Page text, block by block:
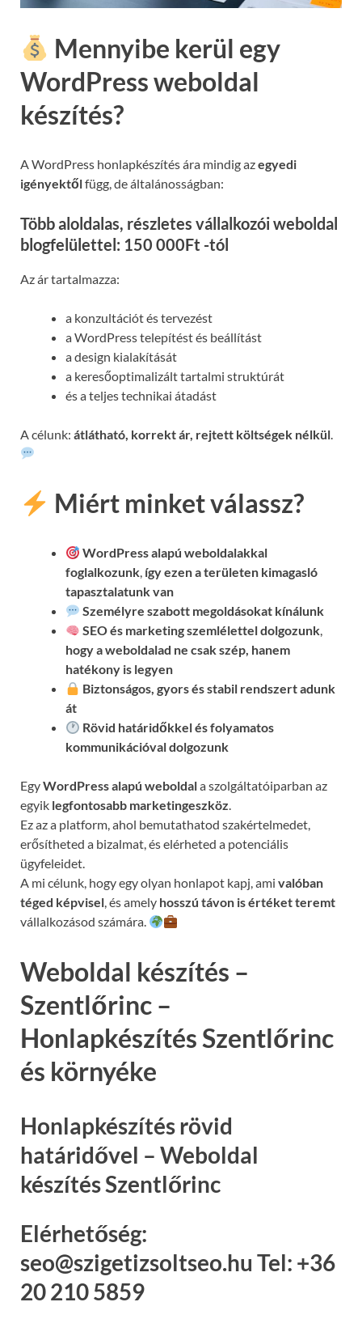
Mennyibe kerül egy
WordPress weboldal
készítés?
A WordPress honlapkészítés ára mindig azegyedi
igényektőlfügg, de általánosságban:
Több aloldalas, részletes vállalkozói weboldal
blogfelülettel: 150 000Ft -tól
Az ár tartalmazza:
a konzultációt és tervezést
a WordPress telepítést és beállítást
a design kialakítását
a keresőoptimalizált tartalmi struktúrát
és a teljes technikai átadást
A célunk: átlátható, korrekt ár, rejtett költségek nélkül
Miért minket válassz?
WordPress alapú weboldalakkal
foglalkozunk, így ezen a területen kimagasló
tapasztalatunk van
Személyre szabott megoldásokat kínálunk
SEO és marketing szemlélettel dolgozunk,
hogy a weboldalad ne csak szép, hanem
hatékony is legyen
Biztonságos, gyors és stabil rendszert adunk
át
Rövid határidőkkel és folyamatos
kommunikációvaldolgozunk
EgyWordPress alapú weboldala szolgáltatóiparban az
egyik legfontosabb marketingeszköz.
Ez az a platform, ahol bemutathatod szakértelmedet,
erősítheted a bizalmat, és elérheted a potenciális
ügyfeleidet.
A mi célunk, hogy egy olyan honlapot kapj, ami valóban
téged képvisel, és amely hosszú távon is értéket teremt
vállalkozásod számára.
Weboldal készítés –
Szentlőrinc –
Honlapkészítés Szentlőrinc
és környéke
Honlapkészítés rövid
határidővel – Weboldal
készítés Szentlőrinc
Elérhetőség:
seo@szigetizsoltseo.hu Tel: +36
20 210 5859